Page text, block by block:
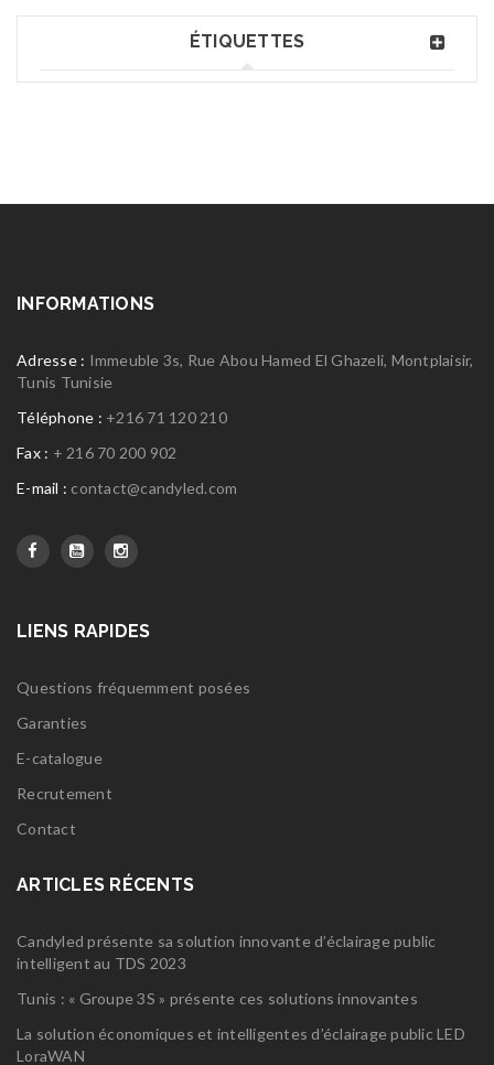
ÉTIQUETTES
INFORMATIONS
Adresse : Immeuble 3s, Rue Abou Hamed El Ghazeli, Montplaisir,
Tunis Tunisie
Téléphone : +216 71 120 210
Fax : + 216 70 200 902
E-mail : contact@candyled.com
LIENS RAPIDES
Questions fréquemment posées
Garanties
E-catalogue
Recrutement
Contact
ARTICLES RÉCENTS
Candyled présente sa solution innovante d’éclairage public
intelligent au TDS 2023
Tunis : « Groupe 3S » présente ces solutions innovantes
La solution économiques et intelligentes d’éclairage public LED
LoraWAN